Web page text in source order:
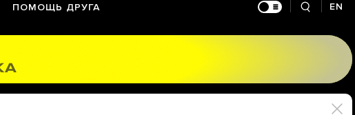
ПОМОЩЬ ДРУГА EN